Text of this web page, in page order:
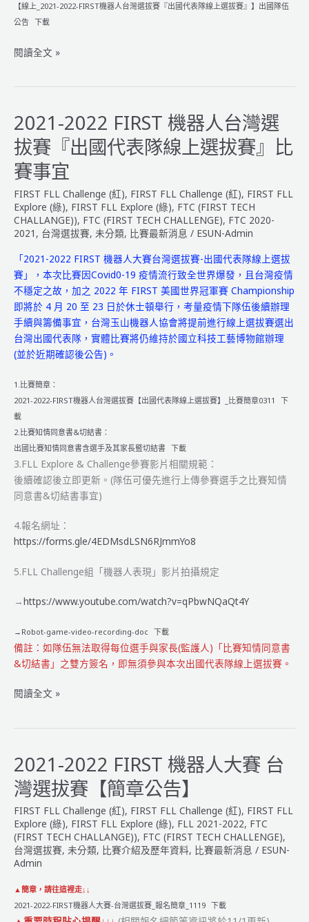
【線上_2021-2022-FIRST機器人台灣選拔賽『出國代表隊線上選拔賽』】出國隊伍
公告 下載
2021-
器
人
台
灣
選
拔
賽
『出
代
表
隊
線
上
選
拔
結
果
公
告
閱讀全文 »
2021-2022 FIRST 機器人台灣選
拔賽『出國代表隊線上選拔賽』比
賽事宜
FIRST FLL Challenge (紅), FIRST FLL Challenge (紅), FIRST FLL
Explore (綠), FIRST FLL Explore (綠), FTC (FIRST TECH
CHALLANGE)), FTC (FIRST TECH CHALLENGE), FTC 2020-
2021 , 台灣選拔賽, 未分類, 比賽最新消息 / ESUN-Admin
「2021-2022 FIRST 機器人大賽台灣選拔賽-出國代表隊線上選拔
賽」，本次比賽因Covid0-19 疫情流行致全世界爆發，且台灣疫情
不穩定之故，加之 2022 年 FIRST 美國世界冠軍賽 Championship
即將於 4 月 20 至 23 日於休士頓舉行，考量疫情下隊伍後續辦理
手續與籌備事宜，台灣玉山機器人協會將提前進行線上選拔賽選出
台灣出國代表隊，實體比賽將仍維持於國立科技工藝博物館辦理
(並於近期確認後公告)。
1.比賽簡章：
2021-2022-FIRST機器人台灣選拔賽【出國代表隊線上選拔賽】_比賽簡章0311
下
載
2.比賽知情同意書&切結書：
出國比賽知情同意書含選手及其家長暨切結書 下載
3.FLL Explore & Challenge參賽影片相關規範：
後續確認後立即更新。(隊伍可優先進行上傳參賽選手之比賽知情
同意書&切結書事宜)
4.報名網址：
https://forms.gle/4EDMsdLSN6RJmmYo8
5.FLL Challenge組「機器人表現」影片拍攝規定
→https://www.youtube.com/watch?v=qPbwNQaQt4Y
→Robot-game-video-recording-doc 下載
備註：如隊伍無法取得每位選手與家長(監護人)「比賽知情同意書
&切結書」之雙方簽名，即無須參與本次出國代表隊線上選拔賽。
2021-
器
人
台
選
拔
賽
『出
國
閱讀全文 »
2021-2022 FIRST 機器人大賽 台
灣選拔賽【簡章公告】
FIRST FLL Challenge (紅), FIRST FLL Challenge (紅), FIRST FLL
Explore (綠), FIRST FLL Explore (綠), FLL 2021-2022, FTC
(FIRST TECH CHALLANGE)), FTC (FIRST TECH CHALLENGE),
台灣選拔賽, 未分類, 比賽介紹及歷年資料, 比賽最新消息 / ESUN-
Admin
▲簡章，請往這裡走↓↓
2021-2022-FIRST機器人大賽-台灣選拔賽_報名簡章_1119 下載